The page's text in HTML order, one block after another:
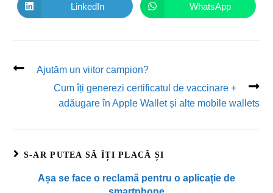
LinkedIn WhatsApp
Ajutăm un viitor campion?
Cum îți generezi certificatul de vaccinare +
adăugare în Apple Wallet și alte mobile wallets
S-AR PUTEA SĂ ÎȚI PLACĂ ȘI
Așa se face o reclamă pentru o aplicație de